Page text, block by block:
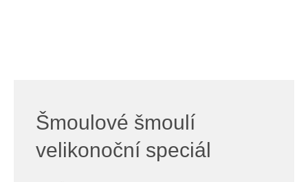
Šmoulové šmoulí
velikonoční speciál